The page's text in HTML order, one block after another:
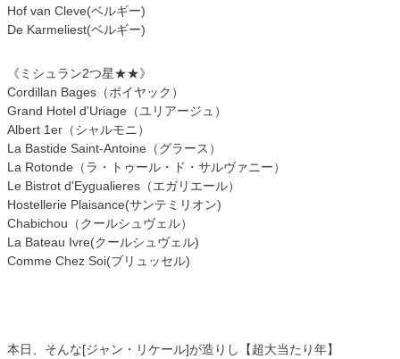
Hof van Cleve(ベルギー)
De Karmeliest(ベルギー)
《ミシュラン2つ星★★》
Cordillan Bages（ポイヤック）
Grand Hotel d'Uriage（ユリアージュ）
Albert 1er（シャルモニ）
La Bastide Saint-Antoine（グラース）
La Rotonde（ラ・トゥール・ド・サルヴァニー）
Le Bistrot d'Eygualieres（エガリエール）
Hostellerie Plaisance(サンテミリオン)
Chabichou（クールシュヴェル）
La Bateau Ivre(クールシュヴェル)
Comme Chez Soi(ブリュッセル)
本日、そんな[ジャン・リケール]が造りし【超大当たり年】